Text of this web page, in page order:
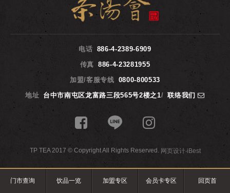
门市查询 饮品一览 加盟专区 会员卡专区 回页首
电话 886-4-2389-6909
传真
886-4-23281955
加盟/客服专线 0800-800533
地址 台中市南屯区龙富路三段565号2楼之1/ 联络我们
TP TEA 2017 © Copyright All Rights Reserved. 网页设计‧iBest